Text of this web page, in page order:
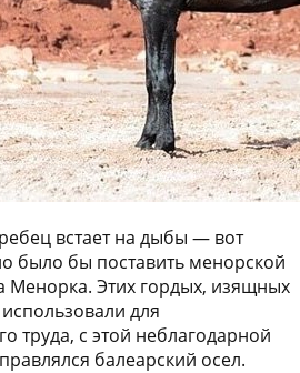
встает на дыбы — вот
было бы поставить менорской
Менорка. Этих гордых, изящных
для
труда, с этой неблагодарной
балеарский осел.